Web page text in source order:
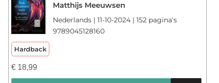
Matthijs Meeuwsen
Nederlands | 11-10-2024 | 152 pagina's
9789045128160
Hardback
€18,99